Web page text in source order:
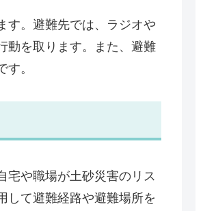
す。避難先では、ラジオや
動を取ります。また、避難
。
宅や職場が土砂災害のリス
して避難経路や避難場所を